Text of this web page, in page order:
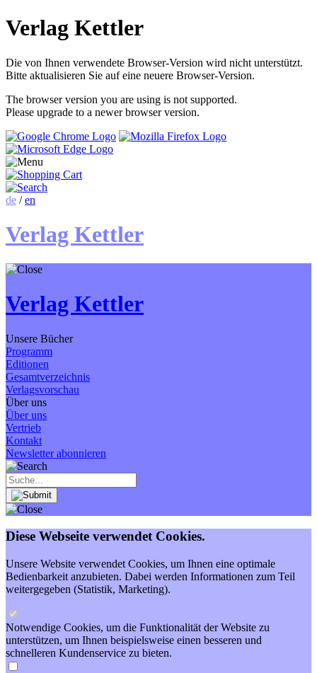
Verlag Kettler
Die von Ihnen verwendete Browser-Version wird nicht unterstützt.
Bitte aktualisieren Sie auf eine neuere Browser-Version.
The browser version you are using is not supported.
Please upgrade to a newer browser version.
de /en
Verlag Kettler
Verlag Kettler
Unsere Bücher
Programm
Editionen
Gesamtverzeichnis
Verlagsvorschau
Über uns
Über uns
Vertrieb
Kontakt
Newsletter abonnieren
Diese Webseite verwendet Cookies.
Unsere Website verwendet Cookies, um Ihnen eine optimale
Bedienbarkeit anzubieten. Dabei werden Informationen zum Teil
weitergegeben (Statistik, Marketing).
Notwendige Cookies, um die Funktionalität der Website zu
unterstützen, um Ihnen beispielsweise einen besseren und
schnelleren Kundenservice zu bieten.